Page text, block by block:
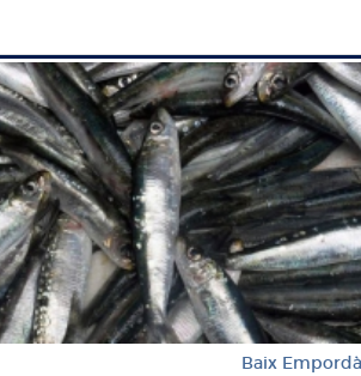
Baix Empordà